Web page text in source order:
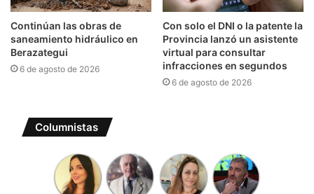
Continúan las obras de
saneamiento hidráulico en
Berazategui
6 de agosto de 2026
Con solo el DNI o la patente la
Provincia lanzó un asistente
virtual para consultar
infracciones en segundos
6 de agosto de 2026
Columnistas